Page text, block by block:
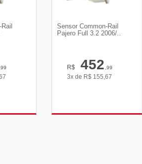
,99
Sensor Common-Rail
Pajero Full 3.2 2006/..
R$ 452,99
3x de R$ 155,67